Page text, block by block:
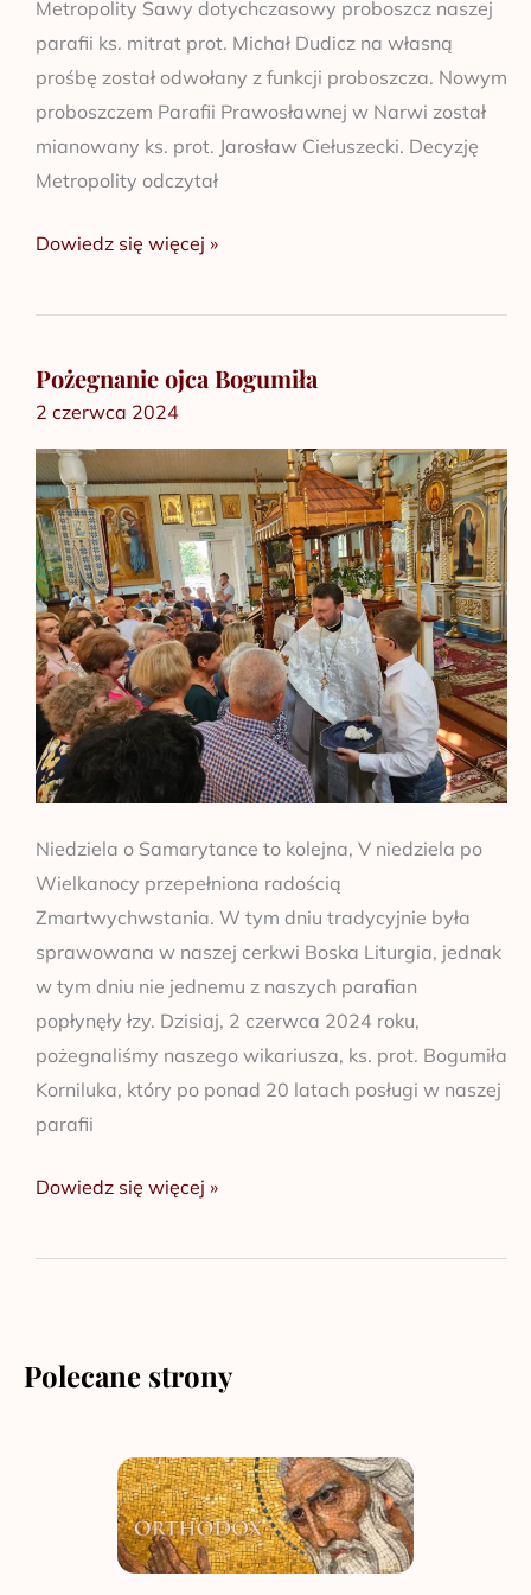
Metropolity Sawy dotychczasowy proboszcz naszej
parafii ks. mitrat prot. Michał Dudicz na własną
prośbę został odwołany z funkcji proboszcza. Nowym
proboszczem Parafii Prawosławnej w Narwi został
mianowany ks. prot. Jarosław Ciełuszecki. Decyzję
Metropolity odczytał
Dowiedz się więcej »
Pożegnanie ojca Bogumiła
2 czerwca 2024
Niedziela o Samarytance to kolejna, V niedziela po
Wielkanocy przepełniona radością
Zmartwychwstania. W tym dniu tradycyjnie była
sprawowana w naszej cerkwi Boska Liturgia, jednak
w tym dniu nie jednemu z naszych parafian
popłynęły łzy. Dzisiaj, 2 czerwca 2024 roku,
pożegnaliśmy naszego wikariusza, ks. prot. Bogumiła
Korniluka, który po ponad 20 latach posługi w naszej
parafii
Pożegnanie
ojca
Bogumiła
Dowiedz się więcej »
Polecane strony